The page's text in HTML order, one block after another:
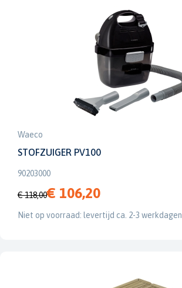
Waeco
STOFZUIGER PV100
90203000
€ 118,00€ 106,20
Niet op voorraad: levertijd ca. 2-3 werkdagen